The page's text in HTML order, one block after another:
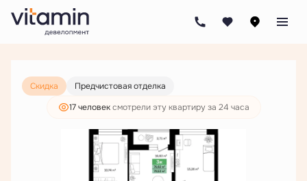
3-комнатная 12 097 000 руб.
9 255 000 руб.
Скидка
Предчистовая отделка
17 человексмотрели эту квартиру за 24 часа